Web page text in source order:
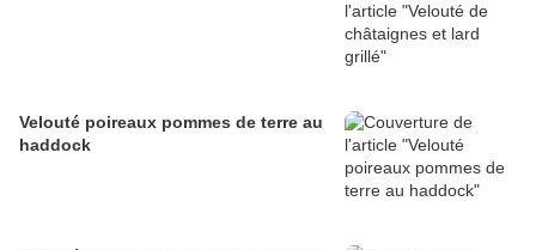
Velouté poireaux pommes de terre au
haddock